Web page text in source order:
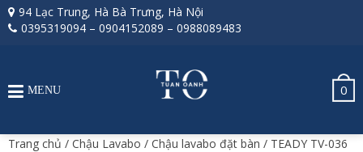
94 Lạc Trung, Hà Bà Trưng, Hà Nội
0395319094 – 0904152089 – 0988089483
0
MENU
Trang chủ / Chậu Lavabo / Chậu lavabo đặt bàn / TEADY TV-036